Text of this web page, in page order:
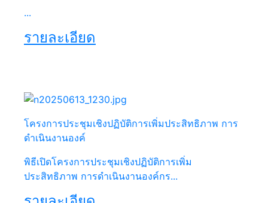
...
รายละเอียด
โครงการประชุมเชิงปฏิบัติการเพิ่มประสิทธิภาพ การ
ดำเนินงานองค์
พิธีเปิดโครงการประชุมเชิงปฏิบัติการเพิ่ม
ประสิทธิภาพ การดำเนินงานองค์กร...